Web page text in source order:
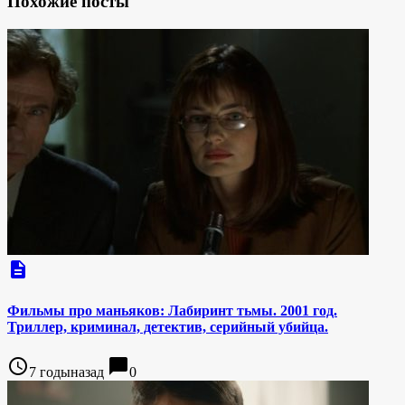
description
Фильмы про маньяков: Лабиринт тьмы. 2001 год.
Триллер, криминал, детектив, серийный убийца.
access_time7 годыназад chat_bubble0